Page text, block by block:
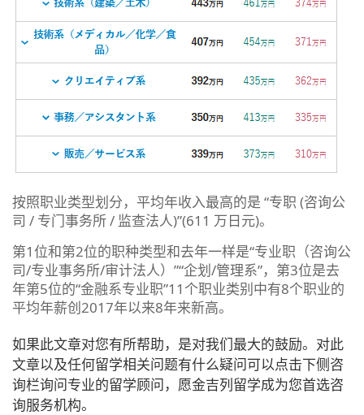
按照职业类型划分，平均年收入最高的是 “专职 (咨询公
司 / 专门事务所 / 监查法人)”(611 万日元)。
第1位和第2位的职种类型和去年一样是“专业职（咨询公
司/专业事务所/审计法人）”“企划/管理系”，第3位是去
年第5位的“金融系专业职”11个职业类别中有8个职业的
平均年薪创2017年以来8年来新高。
如果此文章对您有所帮助，是对我们最大的鼓励。对此
文章以及任何留学相关问题有什么疑问可以点击下侧咨
询栏询问专业的留学顾问，愿金吉列留学成为您首选咨
询服务机构。